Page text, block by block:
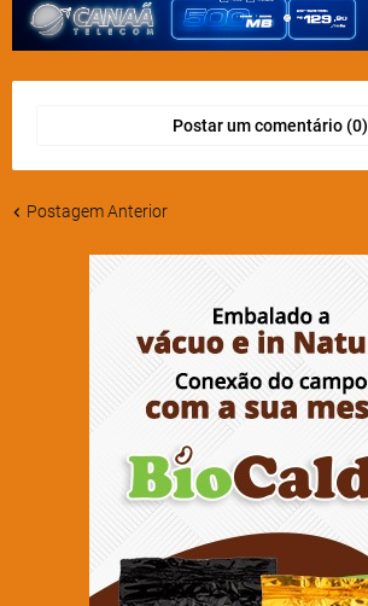
Postar um comentário (0)
Postagem Anterior